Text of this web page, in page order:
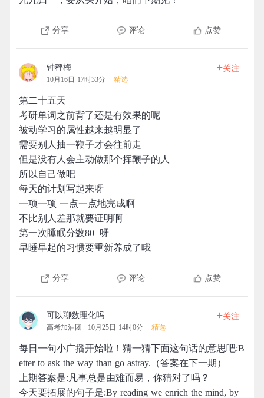
分享 评论 点赞
钟秤梅
10月16日 17时33分 精选
+关注
第二十五天
考研单词之前背了还是有效果的呢
被动学习的属性越来越明显了
需要别人抽一鞭子才会往前走
但是没有人会主动做那个挥鞭子的人
所以自己做吧
每天的计划写起来呀
一项一项 一点一点地完成啊
不比别人差那就要证明啊
第一次睡眠分数80+呀
早睡早起的习惯要重新养成了哦
分享 评论 点赞
可以聊数理化吗
高考加油团 10月25日 14时0分 精选
+关注
每日一句小广播开始啦！猜一猜下面这句话的意思吧:B
etter to ask the way than go astray.（答案在下一期）
上期答案是:凡事总是由难而易，你猜对了吗？
今天要拓展的句子是:By reading we enrich the mind, by